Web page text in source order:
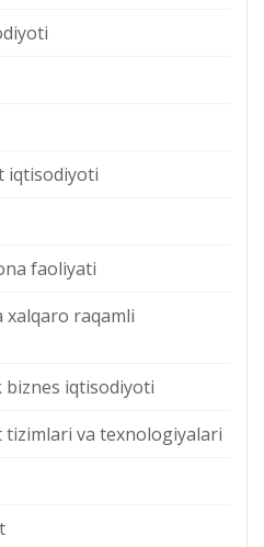
iqtisodiyoti
faoliyati
xalqaro raqamli
iqtisodiyoti
va texnologiyalari